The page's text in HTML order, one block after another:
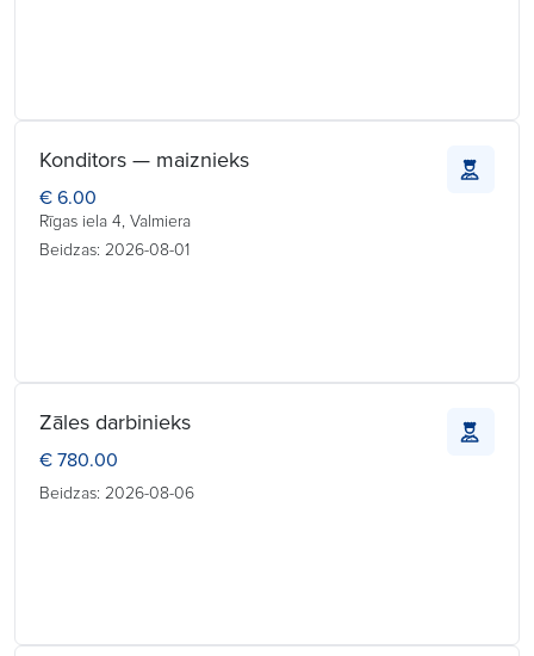
Konditors — maiznieks
€ 6.00
Rīgas iela 4, Valmiera
Beidzas: 2026-08-01
Zāles darbinieks
€ 780.00
Beidzas: 2026-08-06